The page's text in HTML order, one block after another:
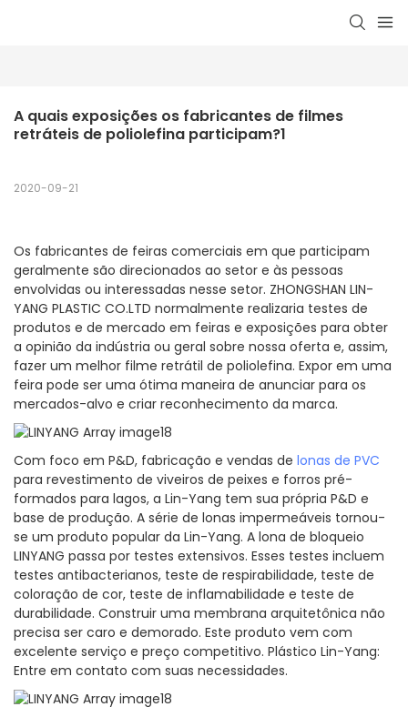
A quais exposições os fabricantes de filmes
retráteis de poliolefina participam?1
2020-09-21
Os fabricantes de feiras comerciais em que participam
geralmente são direcionados ao setor e às pessoas
envolvidas ou interessadas nesse setor. ZHONGSHAN LIN-
YANG PLASTIC CO.LTD normalmente realizaria testes de
produtos e de mercado em feiras e exposições para obter
a opinião da indústria ou geral sobre nossa oferta e, assim,
fazer um melhor filme retrátil de poliolefina. Expor em uma
feira pode ser uma ótima maneira de anunciar para os
mercados-alvo e criar reconhecimento da marca.
Com foco em P&D, fabricação e vendas de lonas de PVC
para revestimento de viveiros de peixes e forros pré-
formados para lagos, a Lin-Yang tem sua própria P&D e
base de produção. A série de lonas impermeáveis ​​tornou-
se um produto popular da Lin-Yang. A lona de bloqueio
LINYANG passa por testes extensivos. Esses testes incluem
testes antibacterianos, teste de respirabilidade, teste de
coloração de cor, teste de inflamabilidade e teste de
durabilidade. Construir uma membrana arquitetônica não
precisa ser caro e demorado. Este produto vem com
excelente serviço e preço competitivo. Plástico Lin-Yang:
Entre em contato com suas necessidades.